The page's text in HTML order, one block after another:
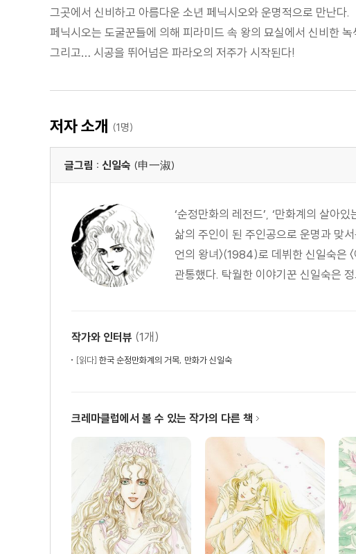
그곳에서 신비하고 아름다운 소년 페닉시오와 운명적으로 만난다.
페닉시오는 도굴꾼들에 의해 피라미드 속 왕의 묘실에서 신비한
그리고… 시공을 뛰어넘은 파라오의 저주가 시작된다!
저자 소개 (1명)
글그림 : 신일숙 (申一淑)
‘순정만화의 레전드’, ‘만화계의 살아
삶의 주인이 된 주인공으로 운명과 맞
언의 왕녀〉(1984)로 데뷔한 신일숙은
관통했다. 탁월한 이야기꾼 신일숙은
작가와 인터뷰 (1개)
[읽다] 한국 순정만화계의 거목, 만화가 신일숙
크레마클럽에서 볼 수 있는 작가의 다른 책